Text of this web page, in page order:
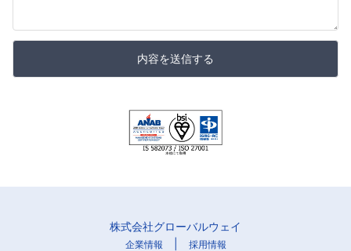
内容を送信する
株式会社グローバルウェイ
企業情報 採用情報